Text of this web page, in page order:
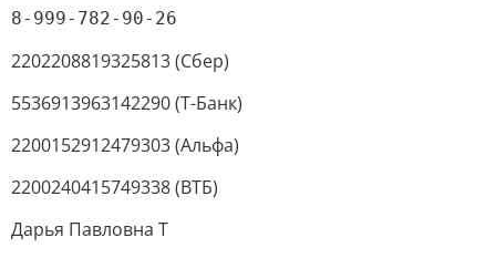
8-999-782-90-26
2202208819325813 (Сбер)
5536913963142290 (Т-Банк)
2200152912479303 (Альфа)
2200240415749338 (ВТБ)
Дарья Павловна Т